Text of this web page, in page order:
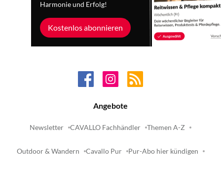
Harmonie und Erfolg!
Kostenlos abonnieren
Angebote
Newsletter CAVALLO Fachhändler Themen A-Z
Outdoor & Wandern Cavallo Pur Pur-Abo hier kündigen